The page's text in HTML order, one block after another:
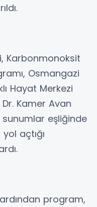
Karbonmonoksit
Osmangazi
Hayat Merkezi
Kamer Avan
sunumlar eşliğinde
açtığı
program,